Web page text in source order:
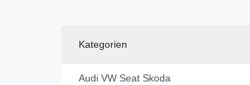
Kategorien
Audi VW Seat Skoda